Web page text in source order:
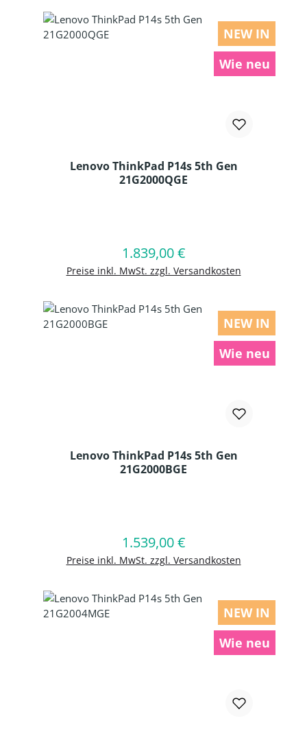
NEW IN
Wie neu
Lenovo ThinkPad P14s 5th Gen
21G2000QGE
Regulärer Preis:
1.839,00 €
Preise inkl. MwSt. zzgl. Versandkosten
In den Warenkorb
NEW IN
Wie neu
Lenovo ThinkPad P14s 5th Gen
21G2000BGE
Regulärer Preis:
1.539,00 €
Preise inkl. MwSt. zzgl. Versandkosten
In den Warenkorb
NEW IN
Wie neu